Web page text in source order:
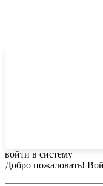
войти в систему
Добро пожаловать!